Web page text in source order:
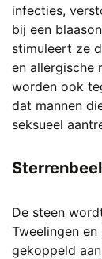
infecties,
bij een
stimuleert ze
en allergische
worden ook
dat mannen
seksueel
De steen
Tweelingen
gekoppeld